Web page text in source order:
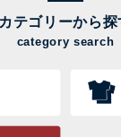
カテゴリーから探
category search